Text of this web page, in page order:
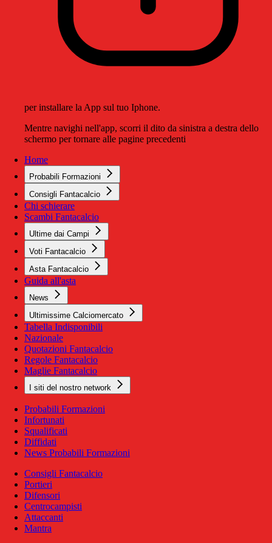
per installare la App sul tuo Iphone.
Mentre navighi nell'app, scorri il dito da sinistra a destra dello
schermo per tornare alle pagine precedenti
Home
Probabili Formazioni
Consigli Fantacalcio
Chi schierare
Scambi Fantacalcio
Ultime dai Campi
Voti Fantacalcio
Asta Fantacalcio
Guida all'asta
News
Ultimissime Calciomercato
Tabella Indisponibili
Nazionale
Quotazioni Fantacalcio
Regole Fantacalcio
Maglie Fantacalcio
I siti del nostro network
Probabili Formazioni
Infortunati
Squalificati
Diffidati
News Probabili Formazioni
Consigli Fantacalcio
Portieri
Difensori
Centrocampisti
Attaccanti
Mantra